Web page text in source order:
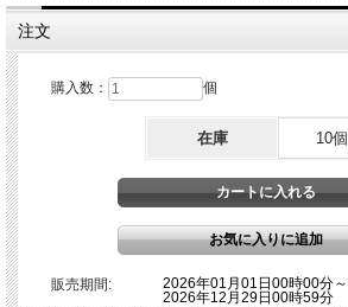
注文
購入数： 個
在庫 10個
販売期間:
2026年01月01日00時00分～
2026年12月29日00時59分